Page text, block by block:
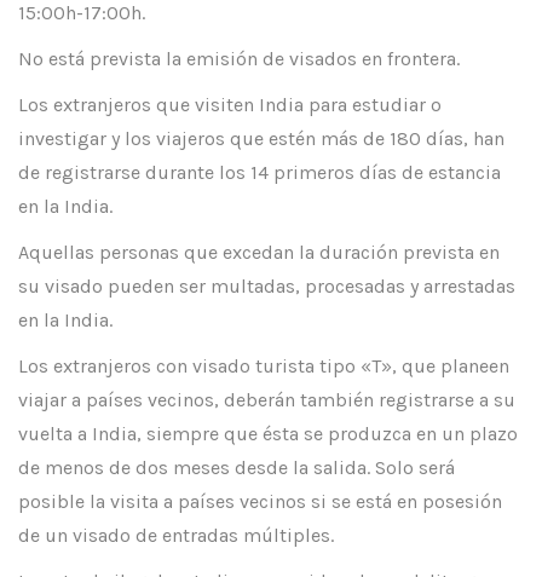
15:00h-17:00h.
No está prevista la emisión de visados en frontera.
Los extranjeros que visiten India para estudiar o
investigar y los viajeros que estén más de 180 días, han
de registrarse durante los 14 primeros días de estancia
en la India.
Aquellas personas que excedan la duración prevista en
su visado pueden ser multadas, procesadas y arrestadas
en la India.
Los extranjeros con visado turista tipo «T», que planeen
viajar a países vecinos, deberán también registrarse a su
vuelta a India, siempre que ésta se produzca en un plazo
de menos de dos meses desde la salida. Solo será
posible la visita a países vecinos si se está en posesión
de un visado de entradas múltiples.